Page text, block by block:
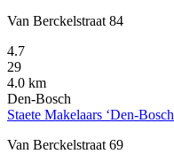
Van Berckelstraat 84
4.7
29
4.0 km
Den-Bosch
Staete Makelaars ‘Den-Bosch
Van Berckelstraat 69